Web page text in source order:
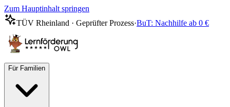
Zum Hauptinhalt springen
TÜV Rheinland · Geprüfter Prozess·BuT: Nachhilfe ab 0 €
Für Familien